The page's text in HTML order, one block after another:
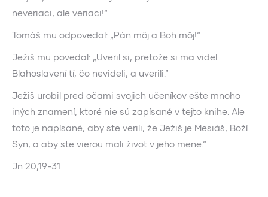
neveriaci, ale veriaci!“
Tomáš mu odpovedal: „Pán môj a Boh môj!“
Ježiš mu povedal: „Uveril si, pretože si ma videl.
Blahoslavení tí, čo nevideli, a uverili.“
Ježiš urobil pred očami svojich učeníkov ešte mnoho
iných znamení, ktoré nie sú zapísané v tejto knihe. Ale
toto je napísané, aby ste verili, že Ježiš je Mesiáš, Boží
Syn, a aby ste vierou mali život v jeho mene.“
Jn 20,19-31